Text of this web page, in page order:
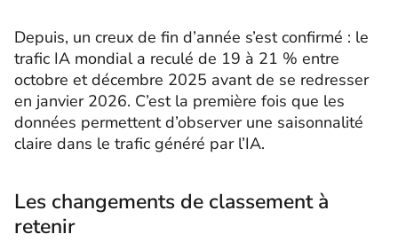
Depuis, un creux de fin d’année s’est confirmé : le
trafic IA mondial a reculé de 19 à 21 % entre
octobre et décembre 2025 avant de se redresser
en janvier 2026. C’est la première fois que les
données permettent d’observer une saisonnalité
claire dans le trafic généré par l’IA.
Les changements de classement à
retenir